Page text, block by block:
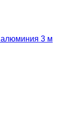
алюминия 3 м